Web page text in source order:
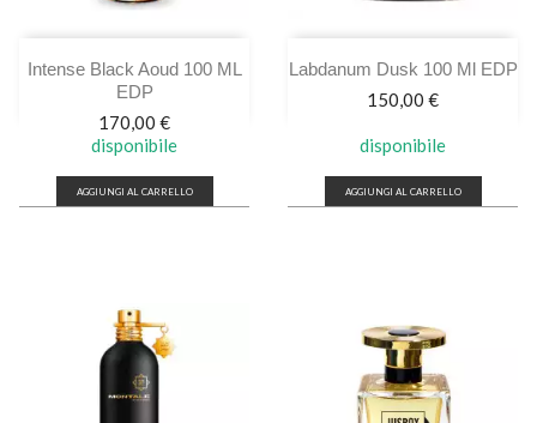
Intense Black Aoud 100 ML
EDP
Prezzo
170,00 €
disponibile
AGGIUNGI AL CARRELLO
Labdanum Dusk 100 Ml EDP
Prezzo
150,00 €
disponibile
AGGIUNGI AL CARRELLO